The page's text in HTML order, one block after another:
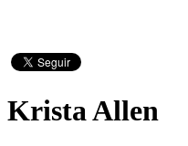
Krista Allen